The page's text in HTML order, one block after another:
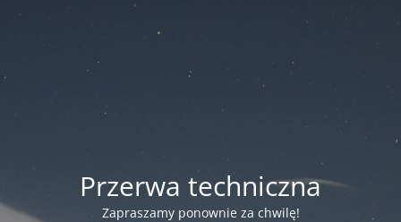
Przerwa techniczna
Zapraszamy ponownie za chwilę!